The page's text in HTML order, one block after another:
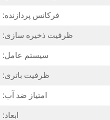
فرکانس پردازنده:
ظرفیت ذخیره سازی:
سیستم عامل:
ظرفیت باتری:
امتیاز ضد آب:
ابعاد: